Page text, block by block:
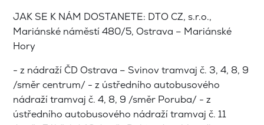
JAK SE K NÁM DOSTANETE: DTO CZ, s.r.o.,
Mariánské náměstí 480/5, Ostrava – Mariánské
Hory
- z nádraží ČD Ostrava – Svinov tramvaj č. 3, 4, 8, 9
/směr centrum/ - z ústředního autobusového
nádraží tramvaj č. 4, 8, 9 /směr Poruba/ - z
ústředního autobusového nádraží tramvaj č. 11